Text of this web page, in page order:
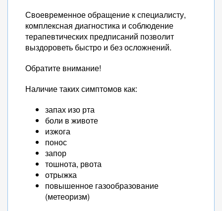
Своевременное обращение к специалисту,
комплексная диагностика и соблюдение
терапевтических предписаний позволит
выздороветь быстро и без осложнений.
Обратите внимание!
Наличие таких симптомов как:
запах изо рта
боли в животе
изжога
понос
запор
тошнота, рвота
отрыжка
повышенное газообразование
(метеоризм)